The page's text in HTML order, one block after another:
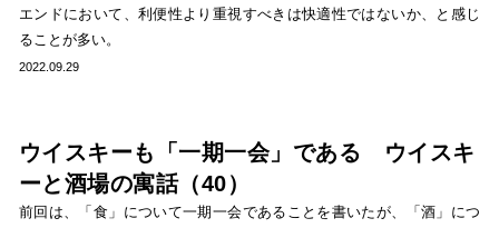
エンドにおいて、利便性より重視すべきは快適性ではないか、と感じ
ることが多い。
2022.09.29
ウイスキーも「一期一会」である ウイスキ
ーと酒場の寓話（40）
前回は、「食」について一期一会であることを書いたが、「酒」につ